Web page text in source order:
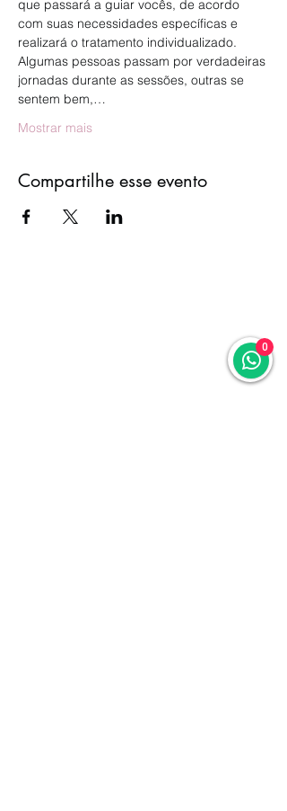
que passará a guiar vocês, de acordo
com suas necessidades específicas e
realizará o tratamento individualizado.
Algumas pessoas passam por verdadeiras
jornadas durante as sessões, outras se
sentem bem,…
Mostrar mais
Compartilhe esse evento
0